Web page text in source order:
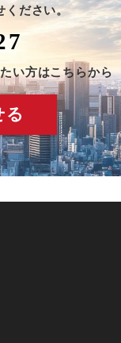
ださい。
い方はこちらから
る